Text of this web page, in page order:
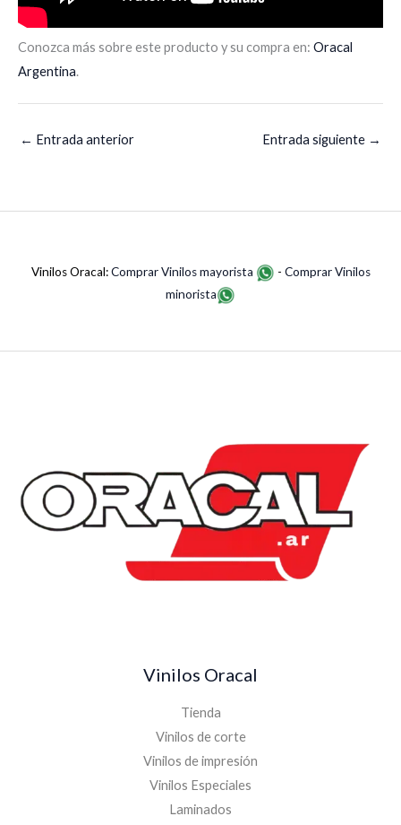
Conozca más sobre este producto y su compra en: Oracal
Argentina.
← Entrada anterior Entrada siguiente →
Vinilos Oracal:Comprar Vinilos mayorista - Comprar Vinilos
minorista
Vinilos Oracal
Tienda
Vinilos de corte
Vinilos de impresión
Vinilos Especiales
Laminados